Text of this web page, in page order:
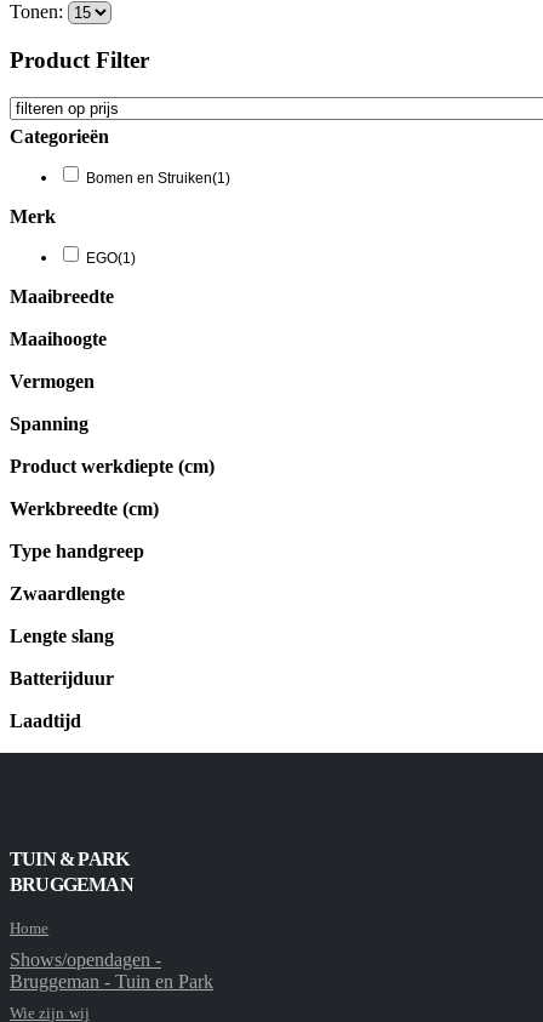
Tonen:
Product Filter
Categorieën
Bomen en Struiken(1)
Merk
EGO(1)
Maaibreedte
Maaihoogte
Vermogen
Spanning
Product werkdiepte (cm)
Werkbreedte (cm)
Type handgreep
Zwaardlengte
Lengte slang
Batterijduur
Laadtijd
TUIN & PARK
BRUGGEMAN
Home
Shows/opendagen -
Bruggeman - Tuin en Park
Wie zijn wij